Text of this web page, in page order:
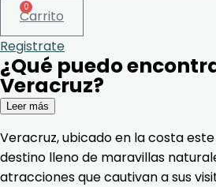
0
Carrito
Registrate
¿Qué puedo
Veracruz?
Leer más
Veracruz, ubicado en la costa este
destino lleno de maravillas
atracciones que cautivan a sus